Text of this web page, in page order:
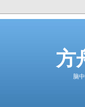
方
脑